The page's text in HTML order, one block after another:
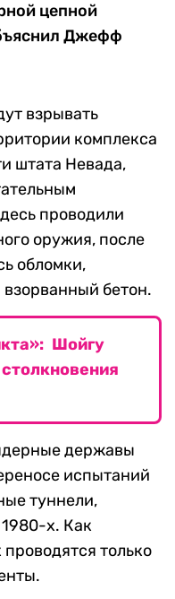
цепной
Джефф
взрывать
комплекса
штата Невада,
проводили
оружия, после
обломки,
бетон.
Шойгу
державы
испытаний
туннели,
х. Как
проводятся только